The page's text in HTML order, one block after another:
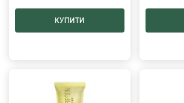
КУПИТИ